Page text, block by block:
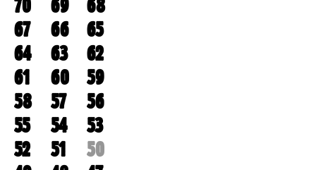
70
69
68
67
66
65
64
63
62
61
60
59
58
57
56
55
54
53
52
51
50